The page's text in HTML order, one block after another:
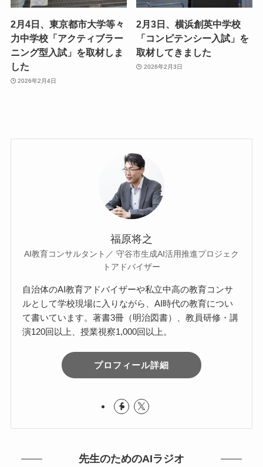
2月4日、東京都市大学等々
力中学校「アクティブラー
ニング型入試」を取材しま
した
2026年2月4日
2月3日、横浜創英中学校
「コンピテンシー入試」を
取材してきました
2026年2月3日
福原将之
AI教育コンサルタント／ 守谷市生成AI活用推進プロジェク
トアドバイザー
自治体のAI教育アドバイザーや私立中高の教育コンサ
ルとして学校現場に入りながら、AI時代の教育につい
て書いています。著書3冊（明治図書）、教員研修・講
演120回以上、授業視察1,000回以上。
プロフィール詳細
先生のためのAIラジオ